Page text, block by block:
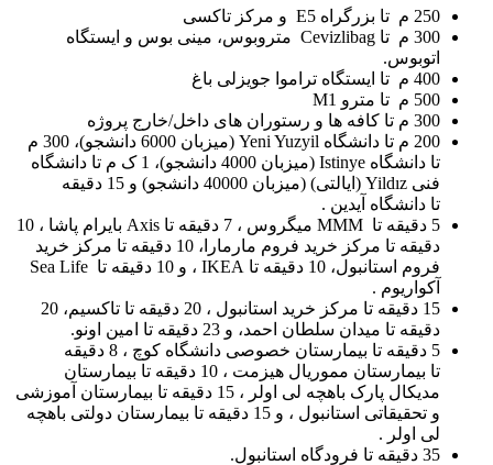
250 م تا بزرگراه E5 و مرکز تاکسی
300 م تا Cevizlibag متروبوس، مینی بوس و ایستگاه
اتوبوس.
400 م تا ایستگاه تراموا جویزلی باغ
500 م تا مترو M1
300 م تا کافه ها و رستوران های داخل/خارج پروژه
200 م تا دانشگاه Yeni Yuzyil (میزبان 6000 دانشجو)، 300 م
تا دانشگاه Istinye (میزبان 4000 دانشجو)، 1 ک م تا دانشگاه
فنی Yildız (ایالتی) (میزبان 40000 دانشجو) و 15 دقیقه
تا دانشگاه آیدین .
5 دقیقه تا MMM میگروس ، 7 دقیقه تا Axis بایرام پاشا ، 10
دقیقه تا مرکز خرید فروم مارمارا، 10 دقیقه تا مرکز خرید
فروم استانبول، 10 دقیقه تا IKEA ، و 10 دقیقه تا Sea Life
آکواریوم .
15 دقیقه تا مرکز خرید استانبول ، 20 دقیقه تا تاکسیم، 20
دقیقه تا میدان سلطان احمد، و 23 دقیقه تا امین اونو.
5 دقیقه تا بیمارستان خصوصی دانشگاه کوچ ، 8 دقیقه
تا بیمارستان مموریال هیزمت ، 10 دقیقه تا بیمارستان
مدیکال پارک باهچه لی اولر ، 15 دقیقه تا بیمارستان آموزشی
و تحقیقاتی استانبول ، و 15 دقیقه تا بیمارستان دولتی باهچه
لی اولر .
35 دقیقه تا فرودگاه استانبول.